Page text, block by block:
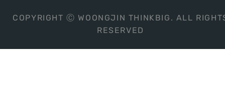
COPYRIGHT Ⓒ WOONGJIN THINKBIG. ALL
RESERVED